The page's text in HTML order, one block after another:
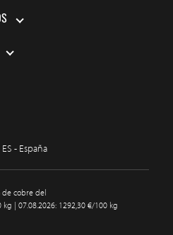
ES - España
de cobre del
kg | 07.08.2026: 1292,30 €/100 kg